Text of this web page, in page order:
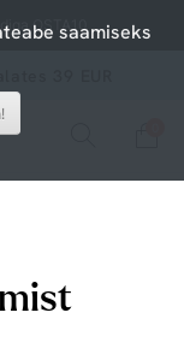
OSTA10
39 EUR
saamiseks